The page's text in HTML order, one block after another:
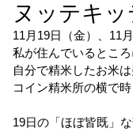
ヌッテキ
11月19日（金）、11
私が住んでいるとこ
自分で精米したお米
コイン精米所の横で
19日の「ほぼ皆既」